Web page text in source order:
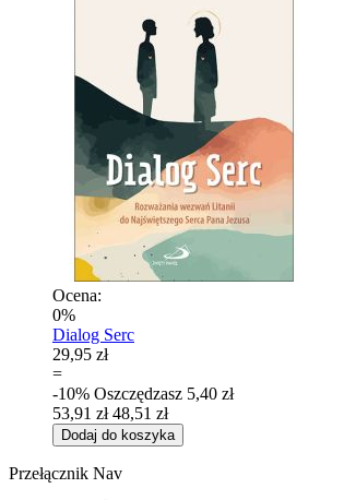
Ocena:
0%
Dialog Serc
29,95 zł
=
-10% Oszczędzasz 5,40 zł
53,91 zł 48,51 zł
Dodaj do koszyka
Przełącznik Nav